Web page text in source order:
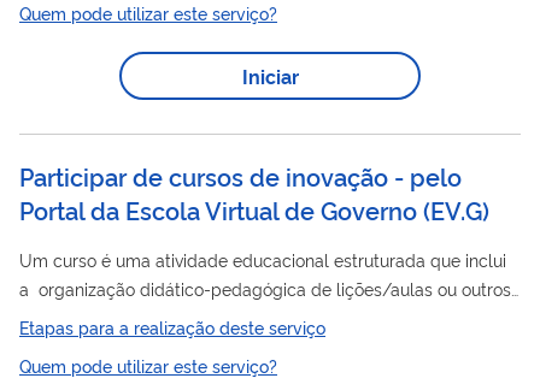
Quem pode utilizar este serviço?
Iniciar
Participar de cursos de inovação​ - pelo
Portal da Escola Virtual de Governo(EV.G)
Um curso é uma atividade educacional estruturada que inclui
a organização didático-pedagógica de lições/aulas ou outros
tipos de conteúdos que tratam do tema ou matéria a ser
objeto do processo de ensino-aprendizagem. ​ E os cursos de
inovação são projetados para desenvolver competências
Etapas para a realização deste serviço
Quem pode utilizar este serviço?